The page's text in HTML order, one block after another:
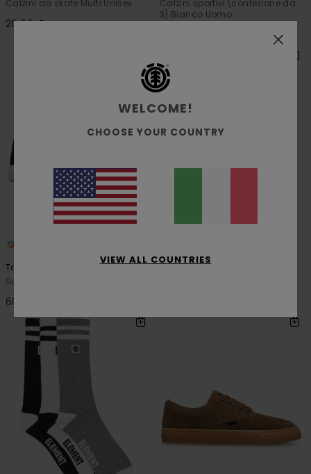
Calzini da skate Multi Unisex
20,00 €
Calzini sportivi (confezione da
3) Bianco Uomo
Topaz C3
Scarpe Nero Uomo
60,00 €
Flower
WELCOME!
CHOOSE YOUR COUNTRY
VIEW ALL COUNTRIES